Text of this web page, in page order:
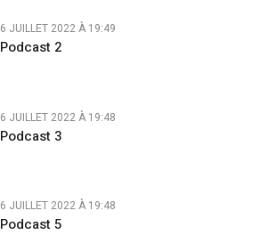
6 JUILLET 2022 À 19:49
Podcast 2
6 JUILLET 2022 À 19:48
Podcast 3
6 JUILLET 2022 À 19:48
Podcast 5